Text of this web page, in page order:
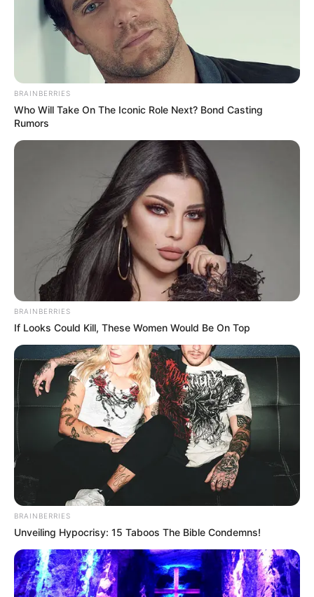
BRAINBERRIES
Who Will Take On The Iconic Role Next? Bond Casting
Rumors
BRAINBERRIES
If Looks Could Kill, These Women Would Be On Top
BRAINBERRIES
Unveiling Hypocrisy: 15 Taboos The Bible Condemns!